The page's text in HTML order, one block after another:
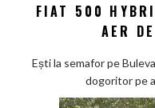
FIAT 500
AER
Ești la semafor pe
dogoritor pe